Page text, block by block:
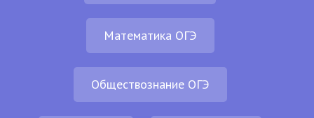
Математика ОГЭ
Обществознание ОГЭ